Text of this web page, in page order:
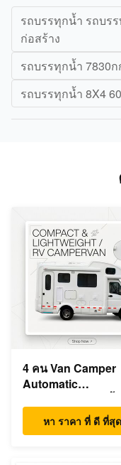
รถบรรทุกน้ำ รถบร
ก่อสร้าง
รถบรรทุกน้ำ 7830ก
รถบรรทุกน้ำ 8X4
4 คน Van Camper
Automatic
หนักเบา
หา ราคา ที่ ดี ที่สุด